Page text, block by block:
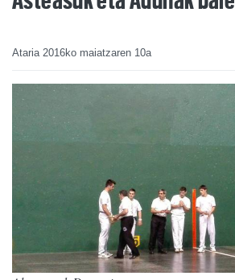
Ataria 2016ko maiatzaren 10a